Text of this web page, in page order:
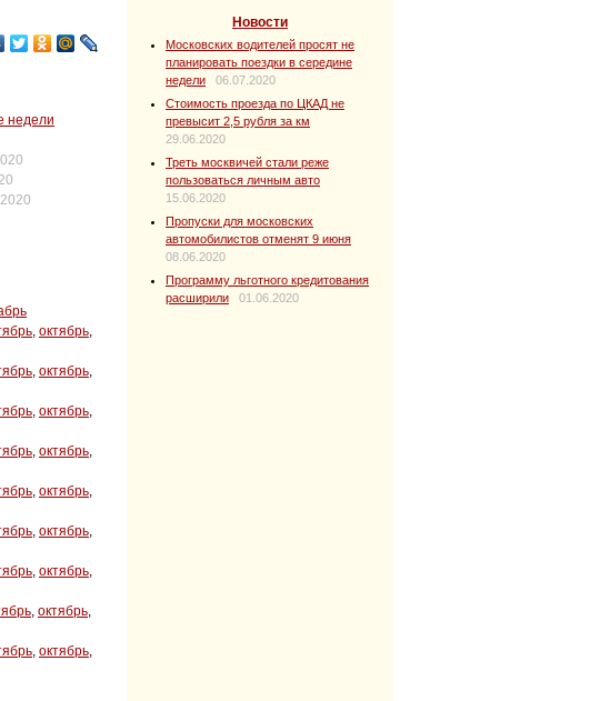
недели
, октябрь,
, октябрь,
, октябрь,
, октябрь,
, октябрь,
, октябрь,
, октябрь,
, октябрь,
, октябрь,
Новости
Московских водителей просят не
планировать поездки в середине
недели
06.07.2020
Стоимость проезда по ЦКАД не
превысит 2,5 рубля за км
29.06.2020
Треть москвичей стали реже
пользоваться личным авто
15.06.2020
Пропуски для московских
автомобилистов отменят 9 июня
08.06.2020
Программу льготного кредитования
расширили
01.06.2020